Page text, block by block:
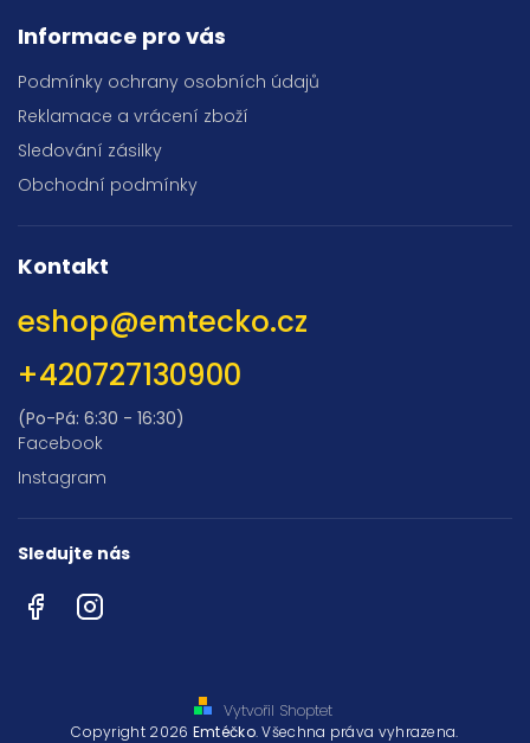
Informace pro vás
Podmínky ochrany osobních údajů
Reklamace a vrácení zboží
Sledování zásilky
Obchodní podmínky
Kontakt
eshop@emtecko.cz
+420727130900
(Po-Pá: 6:30 - 16:30)
Facebook
Instagram
Sledujte nás
FacebookInstagram
Vytvořil Shoptet
Copyright 2026 Emtéčko. Všechna práva vyhrazena.